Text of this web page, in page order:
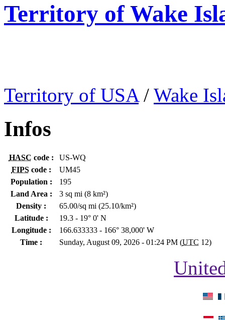
Territory of Wake
Territory of USA/ Wake
Infos
HASC code :
US-WQ
FIPScode :
UM45
Population :
195
Land Area :
3 sq mi (8 km²)
Density :
65.00/sq mi (25.10/km²)
Latitude :
19.3 - 19° 0' N
Longitude :
166.633333 - 166° 38,000' W
Time :
Sunday, August 09, 2026 - 01:24 PM (UTC 12)